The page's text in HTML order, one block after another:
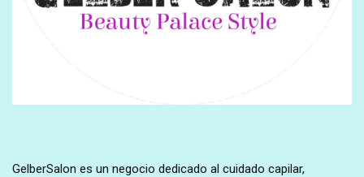
GelberSalon es un negocio dedicado al cuidado capilar,